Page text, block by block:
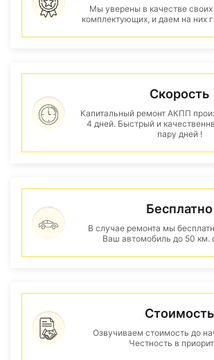
Мы уверены в качестве
комплектующих, и даем на них
Скорость
Капитальный ремонт АКПП
4 дней. Быстрый и
пару дней !
Бесплатно
В случае ремонта мы
Ваш автомобиль до 50
Стоимость
Озвучиваем стоимость до
Честность в